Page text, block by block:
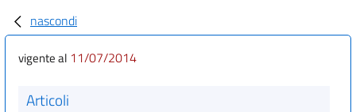
nascondi
vigente al 11/07/2014
Articoli